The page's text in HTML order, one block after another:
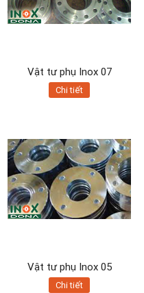
Vật tư phụ Inox 07
Chi tiết
Vật tư phụ Inox 05
Chi tiết